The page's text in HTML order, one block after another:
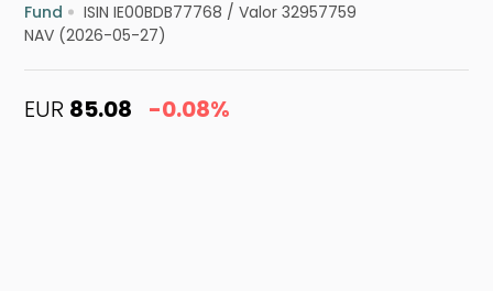
Fund ISIN IE00BDB77768 /Valor 32957759
NAV (2026-05-27)
EUR 85.08 -0.08%